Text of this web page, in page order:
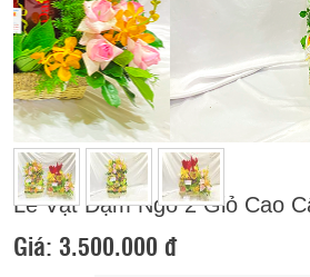
Previous
Lễ Vật Dạm Ngõ 2 Giỏ Cao
Giá: 3.500.000 đ